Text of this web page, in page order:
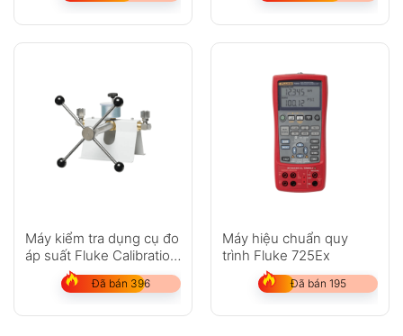
Máy kiểm tra dụng cụ đo
áp suất Fluke Calibration
Đã bán 396
Máy hiệu chuẩn quy
trình Fluke 725Ex
Đã bán 195